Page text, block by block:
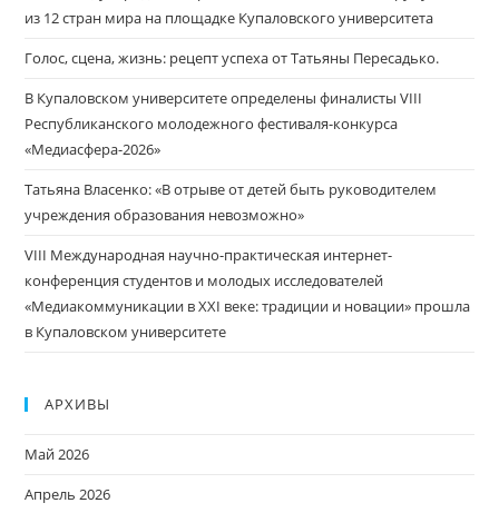
из 12 стран мира на площадке Купаловского университета
Голос, сцена, жизнь: рецепт успеха от Татьяны Пересадько.
В Купаловском университете определены финалисты VIII
Республиканского молодежного фестиваля-конкурса
«Медиасфера-2026»
Татьяна Власенко: «В отрыве от детей быть руководителем
учреждения образования невозможно»
VIII Международная научно-практическая интернет-
конференция студентов и молодых исследователей
«Медиакоммуникации в XXI веке: традиции и новации» прошла
в Купаловском университете
АРХИВЫ
Май 2026
Апрель 2026